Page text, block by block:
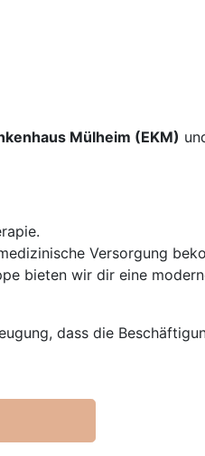
Mülheim (EKM)
Versorgung
bieten wir dir eine
dass die